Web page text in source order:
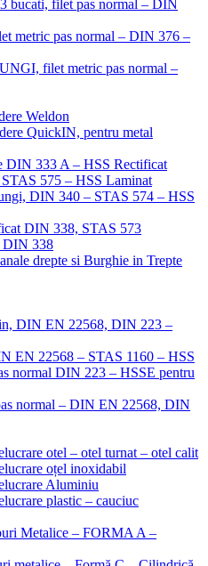
bucati, filet pas normal – DIN
metric pas normal – DIN 376 –
filet metric pas normal –
Weldon
QuickIN, pentru metal
DIN 333 A – HSS Rectificat
575 – HSS Laminat
DIN 340 – STAS 574 – HSS
DIN 338, STAS 573
DIN 338
drepte si Burghie in Trepte
DIN EN 22568, DIN 223 –
EN 22568 – STAS 1160 – HSS
normal DIN 223 – HSSE pentru
normal – DIN EN 22568, DIN
otel – otel turnat – otel calit
oțel inoxidabil
Aluminiu
plastic – cauciuc
Metalice – FORMA A –